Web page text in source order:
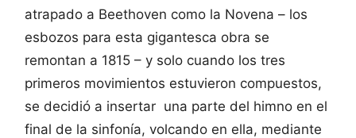
atrapado a Beethoven como la Novena – los
esbozos para esta gigantesca obra se
remontan a 1815 – y solo cuando los tres
primeros movimientos estuvieron compuestos,
se decidió a insertar una parte del himno en el
final de la sinfonía, volcando en ella, mediante